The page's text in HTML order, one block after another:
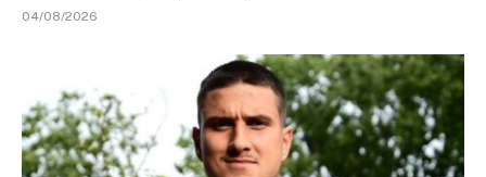
04/08/2026